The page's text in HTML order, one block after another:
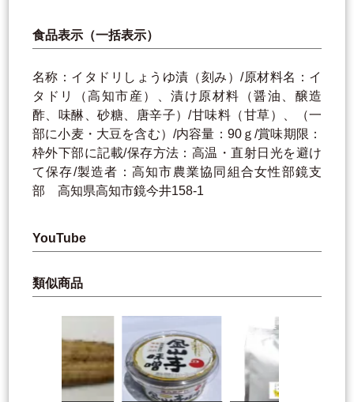
食品表示（一括表示）
名称：イタドリしょうゆ漬（刻み）/原材料名：イ
タドリ（高知市産）、漬け原材料（醤油、醸造
酢、味醂、砂糖、唐辛子）/甘味料（甘草）、（一
部に小麦・大豆を含む）/内容量：90ｇ/賞味期限：
枠外下部に記載/保存方法：高温・直射日光を避け
て保存/製造者：高知市農業協同組合女性部鏡支
部 高知県高知市鏡今井158-1
YouTube
類似商品